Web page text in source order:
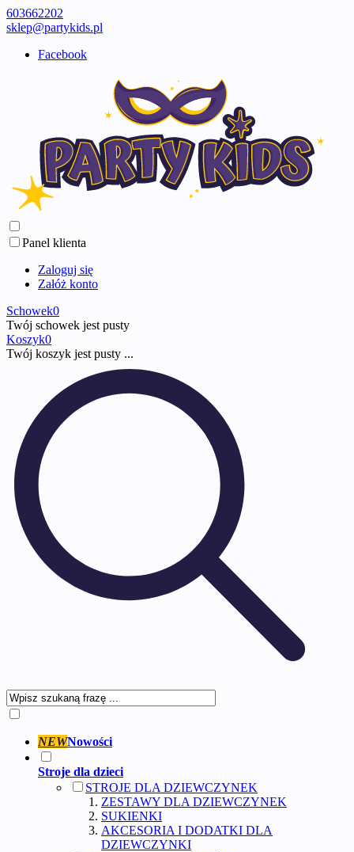
603662202
sklep@partykids.pl
Facebook
Panel klienta
Zaloguj się
Załóż konto
Schowek0
Twój schowek jest pusty
Koszyk0
Twój koszyk jest pusty ...
NEWNowości
Stroje dla dzieci
STROJE DLA DZIEWCZYNEK
ZESTAWY DLA DZIEWCZYNEK
SUKIENKI
AKCESORIA I DODATKI DLA
DZIEWCZYNKI